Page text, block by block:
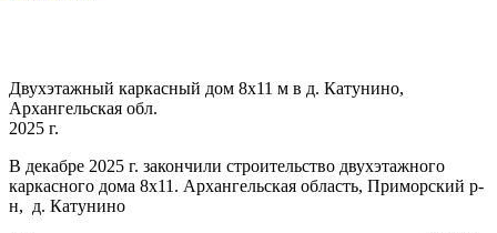
Двухэтажный каркасный дом 8х11 м в д. Катунино,
Архангельская обл.
2025 г.
В декабре 2025 г. закончили строительство двухэтажного
каркасного дома 8х11. Архангельская область, Приморский р-
н, д. Катунино